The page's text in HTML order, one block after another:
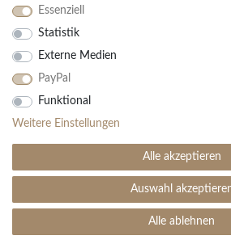
Ihre Vorteile
30 Tage Rückgaberecht
Große Auswahl
Kauf auf Rechnung
Einfache Auftragsverfolgung
© Copyright 2026 | Alle Rechte vorbehalten. - Teppich
Essenziell
Statistik
Externe Medien
PayPal
Funktional
Weitere Einstellungen
Alle akzeptieren
Auswahl
Alle ablehnen
SEHR GUT (4.99 / 5)
Bewertungen bei: ebay.de,